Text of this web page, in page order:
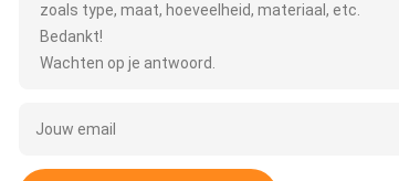
zoals type, maat, hoeveelheid, materiaal, etc.
Bedankt!
Wachten op je antwoord.